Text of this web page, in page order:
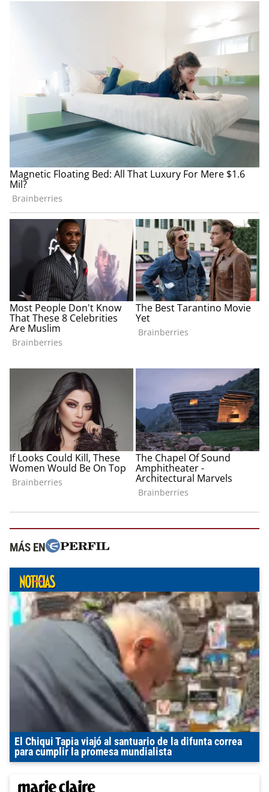
MÁS EN
El Chiqui Tapia viajó al santuario de la difunta correa
para cumplir la promesa mundialista